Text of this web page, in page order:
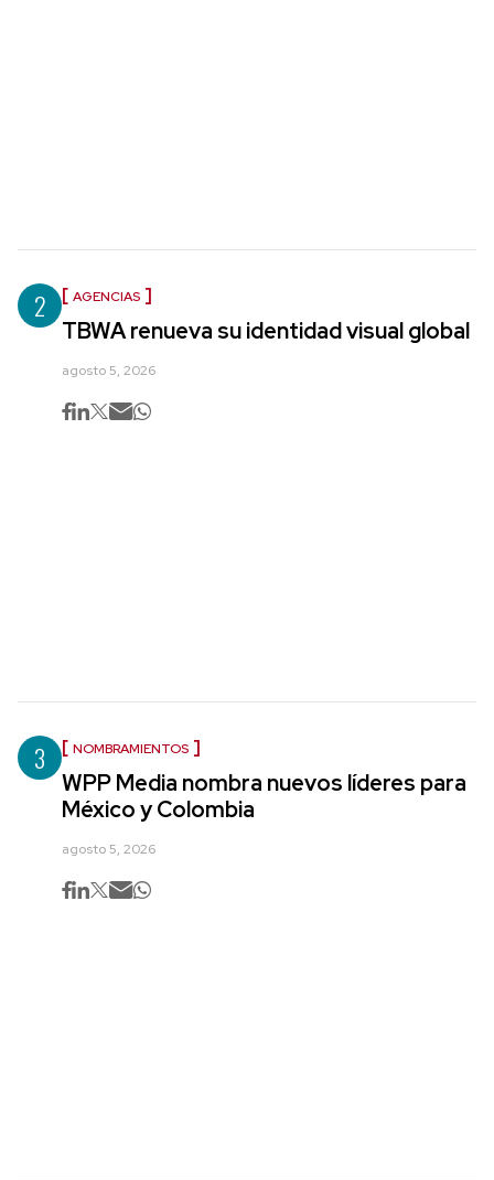
2 AGENCIAS
TBWA renueva su identidad visual global
agosto 5, 2026
3 NOMBRAMIENTOS
WPP Media nombra nuevos líderes para
México y Colombia
agosto 5, 2026